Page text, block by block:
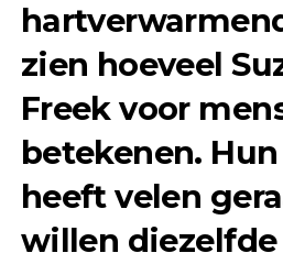
zien hoeveel
Freek voor
betekenen.
heeft velen
willen diezelfde